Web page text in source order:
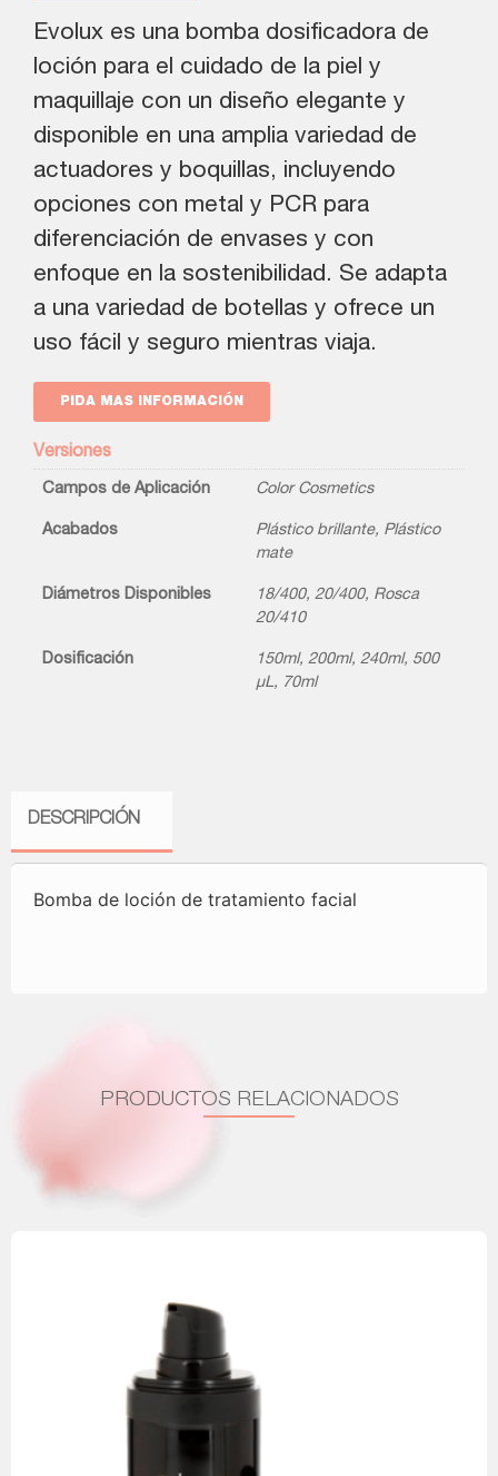
Evolux es una bomba dosificadora de
loción para el cuidado de la piel y
maquillaje con un diseño elegante y
disponible en una amplia variedad de
actuadores y boquillas, incluyendo
opciones con metal y PCR para
diferenciación de envases y con
enfoque en la sostenibilidad. Se adapta
a una variedad de botellas y ofrece un
uso fácil y seguro mientras viaja.
PIDA MAS INFORMACIÓN
Versiones
Campos de Aplicación Color Cosmetics
Acabados Plástico brillante, Plástico
mate
Diámetros Disponibles 18/400, 20/400, Rosca
20/410
Dosificación 150ml, 200ml, 240ml, 500
µL, 70ml
DESCRIPCIÓN
Bomba de loción de tratamiento facial
PRODUCTOS RELACIONADOS